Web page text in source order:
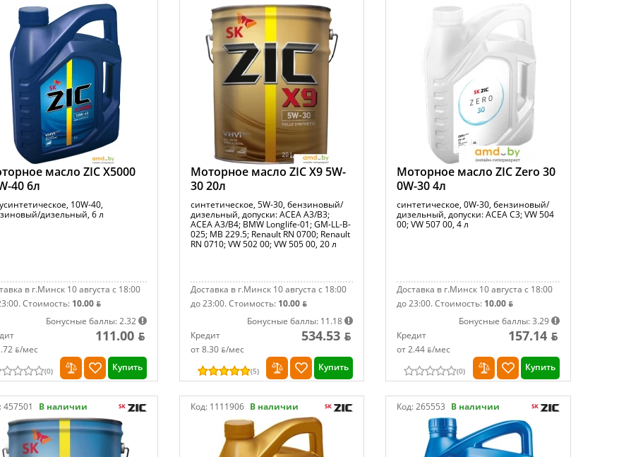
масло ZIC X5000
40 6л
10W-40,
дизельный, 6 л
в г.Минск 10 августа с 18:00
Стоимость: 10.00 ƃ
Бонусные баллы: 2.32
ƃ/мec
111.00 ƃ
(0) Купить
Моторное масло ZIC X9 5W-
30 20л
синтетическое, 5W-30, бензиновый/
дизельный, допуски: ACEA A3/B3;
ACEA A3/B4; BMW Longlife-01; GM-LL-B-
025; MB 229.5; Renault RN 0700; Renault
RN 0710; VW 502 00; VW 505 00, 20 л
Доставка в г.Минск 10 августа с 18:00
до 23:00.Стоимость: 10.00 ƃ
Бонусные баллы: 11.18
Кредит
от 8.30 ƃ/мec
534.53 ƃ
(5) Купить
Моторное масло ZIC Zero 30
0W-30 4л
синтетическое, 0W-30, бензиновый/
дизельный, допуски: ACEA C3; VW 504
00; VW 507 00, 4 л
Доставка в г.Минск 10 августа с 18:00
до 23:00.Стоимость: 10.00 ƃ
Бонусные баллы: 3.29
Кредит
от 2.44 ƃ/мec
157.14 ƃ
(0) Купить
457501 В наличии Код: 1111906 В наличии Код:265553 В наличии